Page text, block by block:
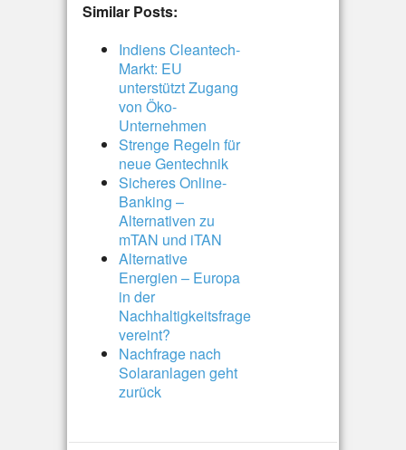
Similar Posts:
Indiens Cleantech-
Markt: EU
unterstützt Zugang
von Öko-
Unternehmen
Strenge Regeln für
neue Gentechnik
Sicheres Online-
Banking –
Alternativen zu
mTAN und iTAN
Alternative
Energien – Europa
in der
Nachhaltigkeitsfrage
vereint?
Nachfrage nach
Solaranlagen geht
zurück